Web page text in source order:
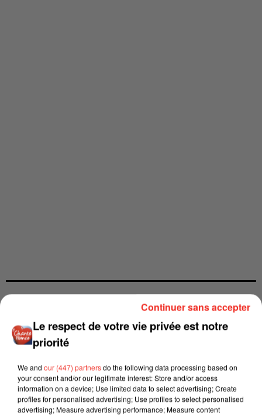
Le respect de votre vie privée est notre
priorité
We and our (447) partnersdo the following data processing based on
your consent and/or our legitimate interest: Store and/or access
information on a device; Use limited data to select advertising; Create
profiles for personalised advertising; Use profiles to select personalised
advertising; Measure advertising performance; Measure content
Continuer sans accepter